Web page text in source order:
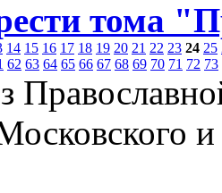
тома
14 15 16 17 18 19 20 21 22 23 24 25
62 63 64 65 66 67 68 69 70 71 72 73